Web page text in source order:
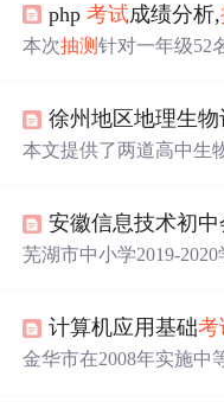
范意识。
php考试成绩分析,
本次抽测针对一年级52
运用等方面存在错误，
阅读理解与看图写话也
徐州地区地理生
本文提供了两道高中生
作用。同时，试题还涵
结构、囊泡来源、细胞
安徽信息技术初
芜湖市中小学2019-
考试卷面分值与高考接
计算机应用基础考
金华市在2008年实施中